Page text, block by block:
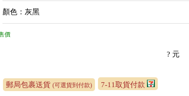
顏色：灰黑
價
? 元
郵局包裹送貨(可選貨到付款) 7-11取貨付款